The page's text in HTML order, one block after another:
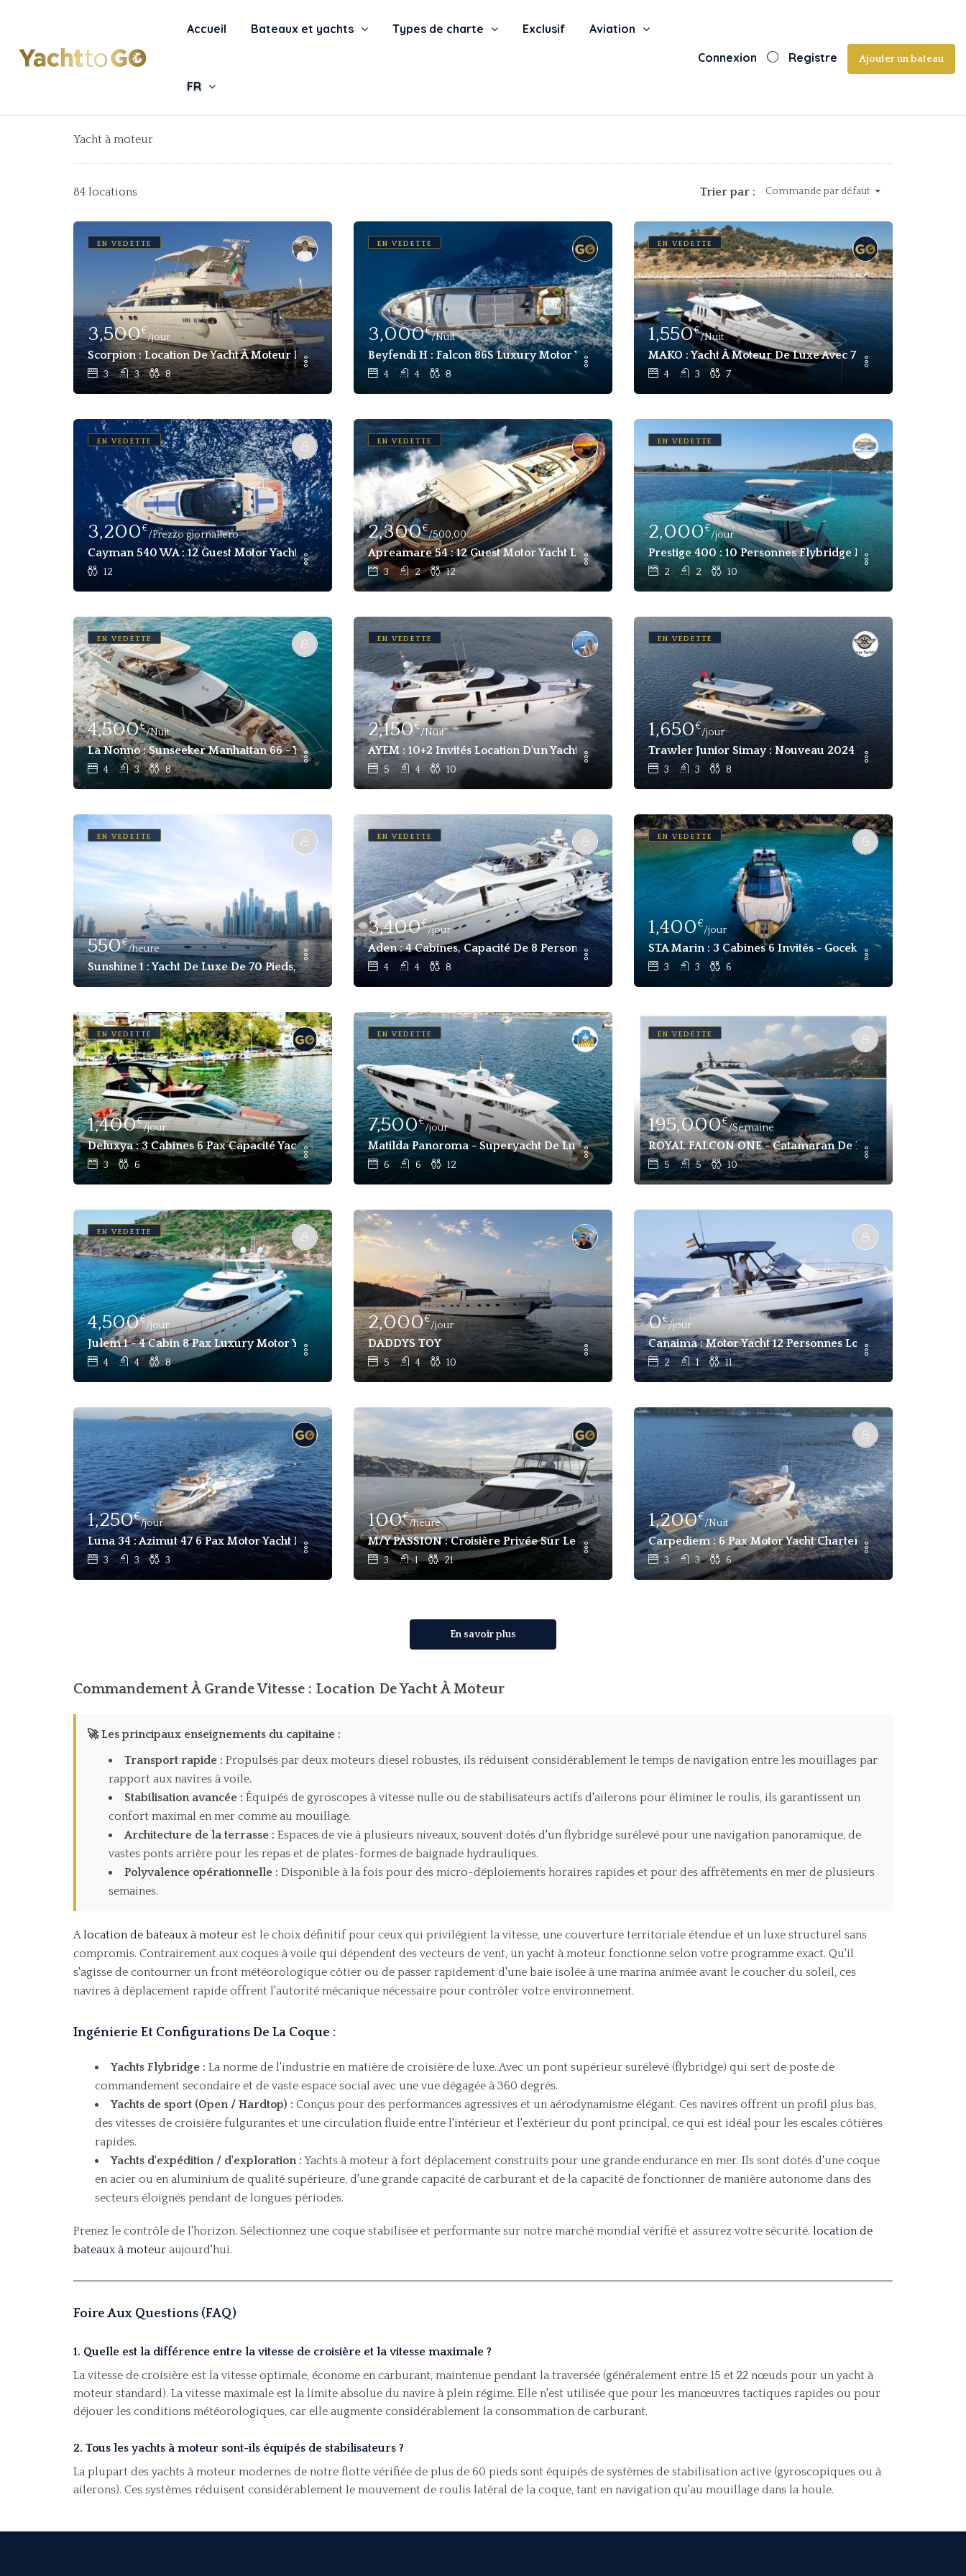
Accueil Bateaux et yachts Types de charte Exclusif Aviation
FR
Connexion Registre Ajouter un bateau
Yacht à moteur
84 locations Trier par : Commande par défaut
EN VEDETTE
3,500€
/jour
Scorpion : Location De Yacht À Moteur Pour 8 Personnes À La Maddalena, Sardaigne
3 3 8
EN VEDETTE
3,000€
/Nuit
Beyfendi H : Falcon 86S Luxury Motor Yacht Location Hebdomadaire Avec Équipage Göcek
4 4 8
EN VEDETTE
1,550€
/Nuit
MAKO : Yacht À Moteur De Luxe Avec 7 Invités Location
4 3 7
EN VEDETTE
3,200€
/Prezzo giornaliero
Cayman 540 WA : 12 Guest Motor Yacht Day Charter Sorrento Italy
12
EN VEDETTE
2,300€
/500,00
Apreamare 54 : 12 Guest Motor Yacht Location Journalière Et Hebdomadaire Côte Amalfitaine Italie
3 2 12
EN VEDETTE
2,000€
/jour
Prestige 400 : 10 Personnes Flybridge Motor Yacht
2 2 10
EN VEDETTE
4,500€
/Nuit
La Nonno : Sunseeker Manhattan 66 - Yacht De Location De Luxe À Majorque
4 3 8
EN VEDETTE
2,150€
/Nuit
AYEM : 10+2 Invités Location D'un Yacht À Moteur De Luxe À Gocek (équipage Exclusivement Féminin)
5 4 10
EN VEDETTE
1,650€
/jour
Trawler Junior Simay : Nouveau 2024 Yacht Charter Pour
3 3 8
EN VEDETTE
550€
/heure
Sunshine 1 : Yacht De Luxe De 70 Pieds, 28 Passagers, À Louer À L'heure À Dubaï
EN VEDETTE
3,400€
/jour
Aden : 4 Cabines, Capacité De 8 Personnes Location D'un Yacht À Moteur De Luxe À Bodrum
4 4 8
EN VEDETTE
1,400€
/jour
STA Marin : 3 Cabines 6 Invités - Gocek Motor Yacht
3 3 6
EN VEDETTE
1,400€
/jour
Deluxya : 3 Cabines 6 Pax Capacité Yacht À Moteur De Luxe À Louer
3 6
EN VEDETTE
7,500€
/jour
Matilda Panoroma - Superyacht De Luxe Avec 6 Cabines Et 12 Passagers À Louer - Bodrum
6 6 12
EN VEDETTE
195,000€
/Semaine
ROYAL FALCON ONE - Catamaran De Luxe À Moteur, 5
5 5 10
EN VEDETTE
4,500€
/jour
Julem 1 - 4 Cabin 8 Pax Luxury Motor Yacht For Charters - Bodrum
4 4 8
2,000€
/jour
DADDYS TOY
5 4 10
0€
/jour
Canaima : Motor Yacht 12 Personnes Location Journalière
2 1 11
1,250€
/jour
Luna 34 : Azimut 47 6 Pax Motor Yacht For Charter Gocek, Marmaris
3 3 3
100€
/heure
M/Y PASSION : Croisière Privée Sur Le Bosphore Et Yacht Événementiel - Location Exclusive À Istanbul
3 1 21
1,200€
/Nuit
Carpediem : 6 Pax Motor Yacht Charter Gocek
3 3 6
En savoir plus
Commandement À Grande Vitesse : Location De Yacht À Moteur
🚀 Les principaux enseignements du capitaine :
Transport rapide : Propulsés par deux moteurs diesel robustes, ils réduisent considérablement le temps de navigation entre les mouillages par
rapport aux navires à voile.
Stabilisation avancée : Équipés de gyroscopes à vitesse nulle ou de stabilisateurs actifs d'ailerons pour éliminer le roulis, ils garantissent un
confort maximal en mer comme au mouillage.
Architecture de la terrasse : Espaces de vie à plusieurs niveaux, souvent dotés d'un flybridge surélevé pour une navigation panoramique, de
vastes ponts arrière pour les repas et de plates-formes de baignade hydrauliques.
Polyvalence opérationnelle : Disponible à la fois pour des micro-déploiements horaires rapides et pour des affrètements en mer de plusieurs
semaines.
Alocation de bateaux à moteur est le choix définitif pour ceux qui privilégient la vitesse, une couverture territoriale étendue et un luxe structurel sans
compromis. Contrairement aux coques à voile qui dépendent des vecteurs de vent, un yacht à moteur fonctionne selon votre programme exact. Qu'il
s'agisse de contourner un front météorologique côtier ou de passer rapidement d'une baie isolée à une marina animée avant le coucher du soleil, ces
navires à déplacement rapide offrent l'autorité mécanique nécessaire pour contrôler votre environnement.
Ingénierie Et Configurations De La Coque :
Yachts Flybridge : La norme de l'industrie en matière de croisière de luxe. Avec un pont supérieur surélevé (flybridge) qui sert de poste de
commandement secondaire et de vaste espace social avec une vue dégagée à 360 degrés.
Yachts de sport (Open / Hardtop) : Conçus pour des performances agressives et un aérodynamisme élégant. Ces navires offrent un profil plus bas,
des vitesses de croisière fulgurantes et une circulation fluide entre l'intérieur et l'extérieur du pont principal, ce qui est idéal pour les escales côtières
rapides.
Yachts d'expédition / d'exploration : Yachts à moteur à fort déplacement construits pour une grande endurance en mer. Ils sont dotés d'une coque
en acier ou en aluminium de qualité supérieure, d'une grande capacité de carburant et de la capacité de fonctionner de manière autonome dans des
secteurs éloignés pendant de longues périodes.
Prenez le contrôle de l'horizon. Sélectionnez une coque stabilisée et performante sur notre marché mondial vérifié et assurez votre sécurité. location de
bateaux à moteur aujourd'hui.
Foire Aux Questions (FAQ)
1. Quelle est la différence entre la vitesse de croisière et la vitesse maximale ?
La vitesse de croisière est la vitesse optimale, économe en carburant, maintenue pendant la traversée (généralement entre 15 et 22 nœuds pour un yacht à
moteur standard). La vitesse maximale est la limite absolue du navire à plein régime. Elle n'est utilisée que pour les manœuvres tactiques rapides ou pour
déjouer les conditions météorologiques, car elle augmente considérablement la consommation de carburant.
2. Tous les yachts à moteur sont-ils équipés de stabilisateurs ?
La plupart des yachts à moteur modernes de notre flotte vérifiée de plus de 60 pieds sont équipés de systèmes de stabilisation active (gyroscopiques ou à
ailerons). Ces systèmes réduisent considérablement le mouvement de roulis latéral de la coque, tant en navigation qu'au mouillage dans la houle.